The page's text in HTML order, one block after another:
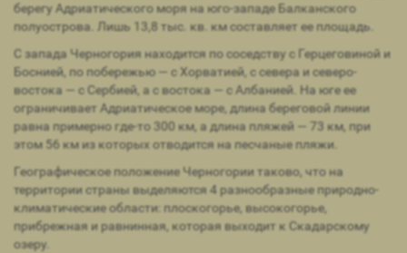
берегу Адриатического моря на юго-западе Балканского
полуострова. Лишь 13,8 тыс. кв. км составляет ее площадь.
С запада Черногория находится по соседству с Герцеговиной и
Боснией, по побережью — с Хорватией, с севера и северо-
востока — с Сербией, а с востока — с Албанией. На юге ее
ограничивает Адриатическое море, длина береговой линии
равна примерно где-то 300 км, а длина пляжей — 73 км, при
этом 56 км из которых отводится на песчаные пляжи.
Географическое положение Черногории таково, что на
территории страны выделяются 4 разнообразные природно-
климатические области: плоскогорье, высокогорье,
прибрежная и равнинная, которая выходит к Скадарскому
озеру.